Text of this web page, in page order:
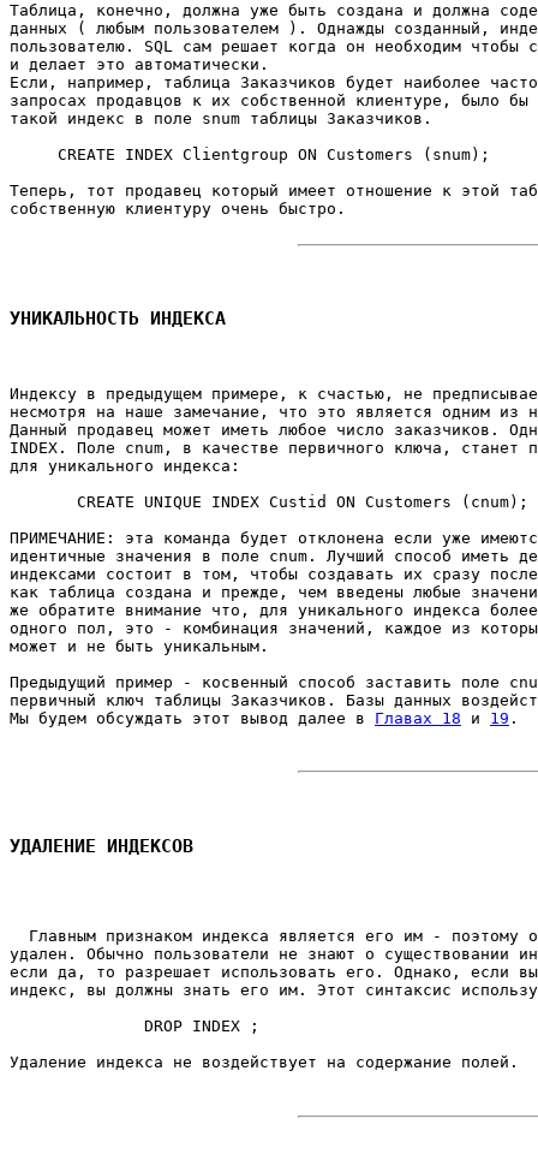
Таблица, конечно, должна уже быть создана и должна
данных ( любым пользователем ). Однажды созданный,
пользователю. SQL сам решает когда он необходим чтобы
и делает это автоматически.
Если, например, таблица Заказчиков будет наиболее
запросах продавцов к их собственной клиентуре, было
такой индекс в поле snum таблицы Заказчиков.
     CREATE INDEX Clientgroup ON Customers (snum);
Теперь, тот продавец который имеет отношение к этой
собственную клиентуру очень быстро.
УНИКАЛЬНОСТЬ ИНДЕКСА
Индексу в предыдущем примере, к счастью, не
несмотря на наше замечание, что это является одним из
Данный продавец может иметь любое число заказчиков.
INDEX. Поле сnum, в качестве первичного ключа, станет
для уникального индекса:
       CREATE UNIQUE INDEX Custid ON Customers (cnum);
ПРИМЕЧАНИЕ: эта команда будет отклонена если уже
идентичные значения в поле cnum. Лучший способ иметь
индексами состоит в том, чтобы создавать их сразу
как таблица создана и прежде, чем введены любые
же обратите внимание что, для уникального индекса
одного пол, это - комбинация значений, каждое из
может и не быть уникальным.
Предыдущий пример - косвенный способ заставить поле
первичный ключ таблицы Заказчиков. Базы данных
Мы будем обсуждать этот вывод далее в Главах 18 и 19 .
УДАЛЕНИЕ ИНДЕКСОВ
Главным признаком индекса является его им - поэтому
удален. Обычно пользователи не знают о существовании
если да, то разрешает использовать его. Однако, если
индекс, вы должны знать его им. Этот синтаксис
              DROP INDEX
;
Удаление индекса не воздействует на содержание полей.